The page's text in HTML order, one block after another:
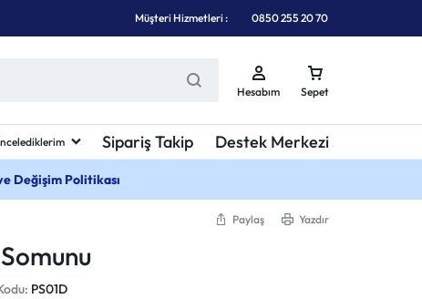
Müşteri Hizmetleri : 0850 255 20 70
Hesabım Sepet
Sipariş Takip Destek Merkezi
Değişim Politikası
Paylaş Yazdır
PS01D